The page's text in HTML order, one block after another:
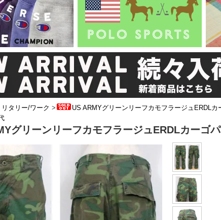
リタリー/ワーク >
US ARMYグリーンリーフカモフラージュERDLカ
グリーンリーフカモフラージュERDLカーゴ